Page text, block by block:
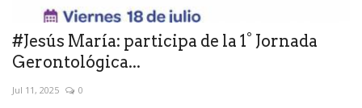
#Jesús María: participa de la 1° Jornada
Gerontológica...
Jul 11, 2025 0